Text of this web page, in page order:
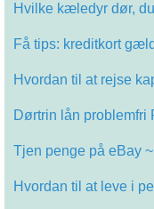
Hvilke kæledyr dør,
Få tips: kreditkort
Hvordan til at rejse
Dørtrin lån problemfri
Tjen penge på eBay
Hvordan til at leve i